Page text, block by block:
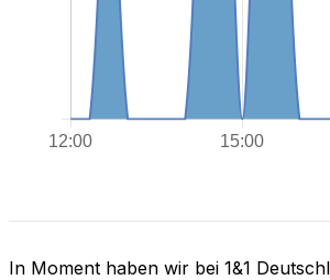
In Moment haben wir bei 1&1